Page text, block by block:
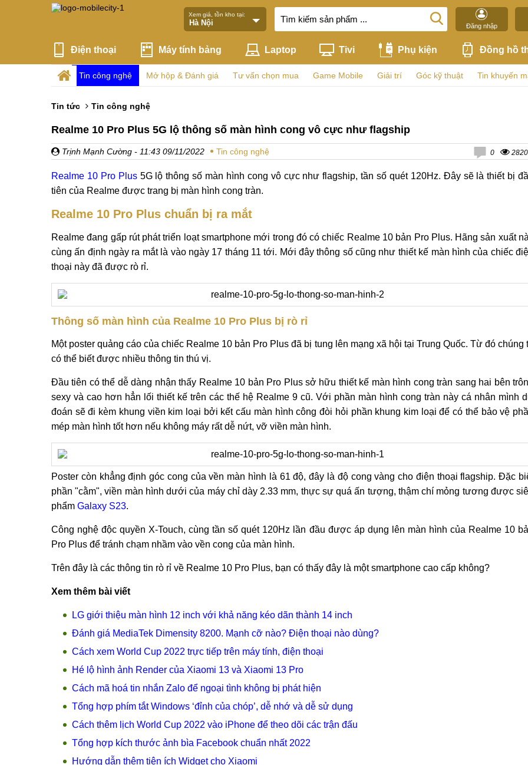
Xem giá, tồn kho tại:
Đăng nhập
Điện thoại Máy tính bảng Laptop Tivi Phụ kiện Đồng hồ
Tin công nghệ Mở hộp & Đánh giá Tư vấn chọn mua Game Mobile Giải trí Góc kỹ thuật Tin khuyến
Tin tức Tin công nghệ
Realme 10 Pro Plus 5G lộ thông số màn hình cong vô cực như flagship
Trịnh Mạnh Cường - 11:43 09/11/2022 Tin công nghệ 0 2820
Realme 10 Pro Plus5G lộ thông số màn hình cong vô cực như flagship, tần số quét 120Hz. Đây sẽ là thiết bị
tiên của Realme được trang bị màn hình cong tràn.
Realme 10 Pro Plus chuẩn bị ra mắt
Realme đang gấp rút phát triển loạt smartphone mới trong đó có chiếc Realme 10 bản Pro Plus. Hãng sản xuất
cùng ấn định ngày ra mắt là vào ngày 17 tháng 11 tới. Mới đây thông số cũng như thiết kế màn hình của chiếc
thoại này đã được rò rỉ.
Thông số màn hình của Realme 10 Pro Plus bị rò rỉ
Một poster quảng cáo của chiếc Realme 10 bản Pro Plus đã bị tung lên mạng xã hội tại Trung Quốc. Từ đó chúng
có thể biết được nhiều thông tin thú vị.
Đầu tiên có thể dễ dàng nhận thấy Realme 10 bản Pro Plus sở hữu thiết kế màn hình cong tràn sang hai bên
sexy và cao hơn hẳn lối thiết kế trên các thế hệ Realme 9 cũ. Với phần màn hình cong tràn này cá nhân mình
đoán sẽ đi kèm khung viền kim loại bởi kết cấu màn hình công đòi hỏi phần khung kim loại để có thể bảo vệ
mép màn hình tốt hơn nếu không máy rất dễ nứt, vỡ viền màn hình.
Poster còn khẳng định góc cong của vền màn hình là 61 độ, đây là độ cong vàng cho điện thoại flagship. Đặc
phần "cằm", viền màn hình dưới của máy chỉ dày 2.33 mm, thực sự quá ấn tượng, thậm chí mỏng tương được
phẩm Galaxy S23.
Công nghệ độc quyền X-Touch, cùng tần số quét 120Hz lần đầu được áp dụng lên màn hình của Realme 10
Pro Plus để tránh chạm nhầm vào vền cong của màn hình.
Trên đây là các thông tin rò rỉ về Realme 10 Pro Plus, bạn có thấy đây là một smartphone cao cấp không?
Xem thêm bài viết
LG giới thiệu màn hình 12 inch với khả năng kéo dãn thành 14 inch
Đánh giá MediaTek Dimensity 8200. Mạnh cỡ nào? Điện thoại nào dùng?
Cách xem World Cup 2022 trực tiếp trên máy tính, điện thoại
Hé lộ hình ảnh Render của Xiaomi 13 và Xiaomi 13 Pro
Cách mã hoá tin nhắn Zalo để ngoại tình không bị phát hiện
Tổng hợp phím tắt Windows ‘đỉnh của chóp’, dễ nhớ và dễ sử dụng
Cách thêm lịch World Cup 2022 vào iPhone để theo dõi các trận đấu
Tổng hợp kích thước ảnh bìa Facebook chuẩn nhất 2022
Hướng dẫn thêm tiện ích Widget cho Xiaomi